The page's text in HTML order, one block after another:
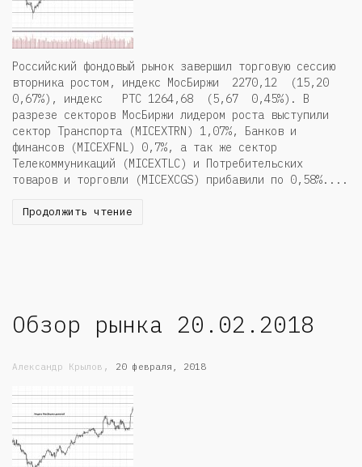
Российский фондовый рынок завершил торговую сессию
вторника ростом, индекс МосБиржи 2270,12 (15,20
0,67%), индекс РТС 1264,68 (5,67 0,45%). В
разрезе секторов МосБиржи лидером роста выступили
сектор Транспорта (MICEXTRN) 1,07%, Банков и
финансов (MICEXFNL) 0,7%, а так же сектор
Телекоммуникаций (MICEXTLC) и Потребительских
товаров и торговли (MICEXCGS) прибавили по 0,58%....
Продолжить чтение
Обзор рынка 20.02.2018
Александр Крылов , 20 февраля, 2018